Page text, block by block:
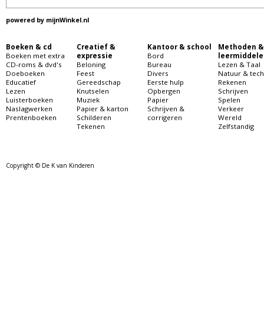
powered by mijnWinkel.nl
Boeken & cd
Boeken met extra
CD-roms & dvd's
Doeboeken
Educatief
Lezen
Luisterboeken
Naslagwerken
Prentenboeken
Creatief &
expressie
Beloning
Feest
Gereedschap
Knutselen
Muziek
Papier & karton
Schilderen
Tekenen
Kantoor & school
Bord
Bureau
Divers
Eerste hulp
Opbergen
Papier
Schrijven &
corrigeren
Methoden &
Lezen & Taal
Natuur &
Rekenen
Schrijven
Spelen
Verkeer
Wereld
Zelfstandig
Copyright © De K van Kinderen